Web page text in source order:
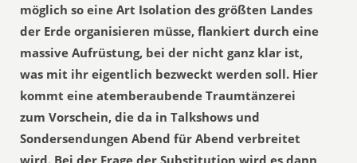
möglich so eine Art Isolation des größten Landes
der Erde organisieren müsse, flankiert durch eine
massive Aufrüstung, bei der nicht ganz klar ist,
was mit ihr eigentlich bezweckt werden soll. Hier
kommt eine atemberaubende Traumtänzerei
zum Vorschein, die da in Talkshows und
Sondersendungen Abend für Abend verbreitet